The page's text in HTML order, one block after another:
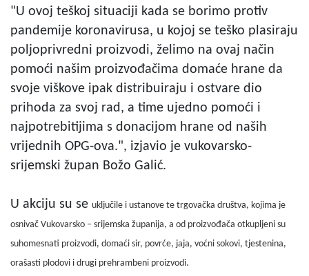
"U ovoj teškoj situaciji kada se borimo protiv
pandemije koronavirusa, u kojoj se teško plasiraju
poljoprivredni proizvodi, želimo na ovaj način
pomoći našim proizvođačima domaće hrane da
svoje viškove ipak distribuiraju i ostvare dio
prihoda za svoj rad, a time ujedno pomoći i
najpotrebitijima s donacijom hrane od naših
vrijednih OPG-ova.", izjavio je vukovarsko-
srijemski župan Božo Galić.
U akciju su se uključile i ustanove te trgovačka društva, kojima je
osnivač Vukovarsko – srijemska županija, a od proizvođača otkupljeni su
suhomesnati proizvodi, domaći sir, povrće, jaja, voćni sokovi, tjestenina,
orašasti plodovi i drugi prehrambeni proizvodi.